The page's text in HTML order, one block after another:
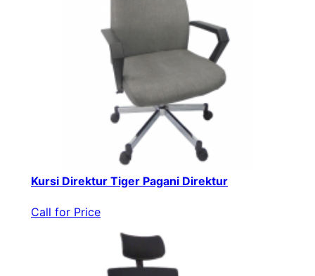
Kursi Direktur Tiger Pagani Direktur
Call for Price